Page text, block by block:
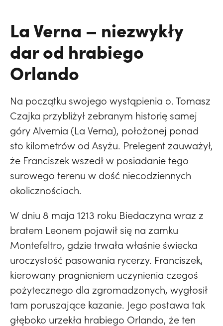
La Verna – niezwykły
dar od hrabiego
Orlando
Na początku swojego wystąpienia o. Tomasz
Czajka przybliżył zebranym historię samej
góry Alvernia (La Verna), położonej ponad
sto kilometrów od Asyżu. Prelegent zauważył,
że Franciszek wszedł w posiadanie tego
surowego terenu w dość niecodziennych
okolicznościach.
W dniu 8 maja 1213 roku Biedaczyna wraz z
bratem Leonem pojawił się na zamku
Montefeltro, gdzie trwała właśnie świecka
uroczystość pasowania rycerzy. Franciszek,
kierowany pragnieniem uczynienia czegoś
pożytecznego dla zgromadzonych, wygłosił
tam poruszające kazanie. Jego postawa tak
głęboko urzekła hrabiego Orlando, że ten